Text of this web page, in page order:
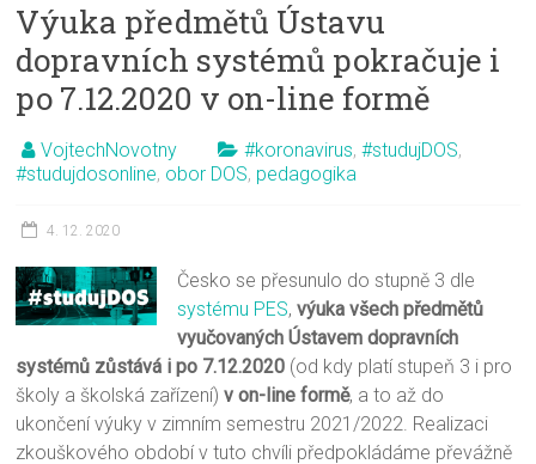
Výuka předmětů Ústavu
dopravních systémů pokračuje i
po 7.12.2020 v on-line formě
VojtechNovotny #koronavirus,#studujDOS,
#studujdosonline, obor DOS, pedagogika
4. 12. 2020
Česko se přesunulo do stupně 3 dle
systému PES, výuka všech předmětů
vyučovaných Ústavem dopravních
systémů zůstává i po 7.12.2020 (od kdy platí stupeň 3 i pro
školy a školská zařízení)v on-line formě, a to až do
ukončení výuky v zimním semestru 2021/2022. Realizaci
zkouškového období v tuto chvíli předpokládáme převážně